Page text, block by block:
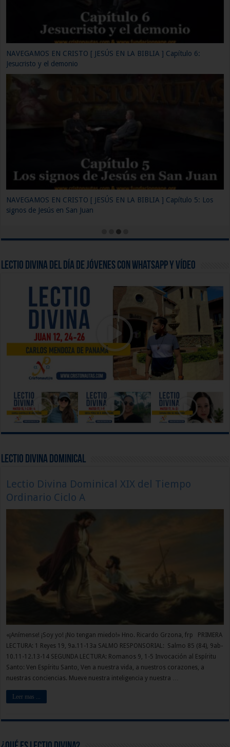
NAVEGAMOS EN CRISTO [ JESÚS EN LA BIBLIA ] Capítulo 3: El
nombre de nuestro Dios
NAVEGAMOS EN CRISTO [ JESÚS EN LA BIBLIA ] Capítulo 2: La
Biblia y el Canon
Lectio Divina del día de Jóvenes con WhatsApp y Vídeo
Lectio Divina Dominical
Lectio Divina Dominical XIX del Tiempo
Ordinario Ciclo A
«¡Anímense! ¡Soy yo! ¡No tengan miedo!» Hno. Ricardo Grzona, frp PRIMERA
LECTURA: 1 Reyes 19, 9a.11-13a SALMO RESPONSORIAL: Salmo 85 (84), 9ab-
10.11-12.13-14 SEGUNDA LECTURA: Romanos 9, 1-5 Invocación al Espíritu
Santo: Ven Espíritu Santo, Ven a nuestra vida, a nuestros corazones, a
nuestras conciencias. Mueve nuestra inteligencia y nuestra …
Leer mas ...